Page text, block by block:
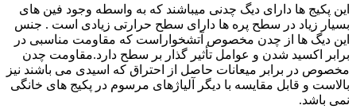
این پکیج ها دارای دیگ چدنی میباشند که به واسطه وجود فین های
بسیار زیاد در سطح ‏پره ها دارای سطح حرارتی زیادی است . جنس
این دیگ ها از چدن مخصوص آتشخواراست که مقاومت مناسبی در
برابر اکسید شدن و عوامل تأثیر گذار بر سطح دارد.مقاومت چدن
مخصوص در برابر میعانات حاصل از احتراق که اسیدی می باشند نیز
بالاست و قابل مقایسه با دیگر آلیاژهای مرسوم در پکیج های خانگی
نمی باشد.